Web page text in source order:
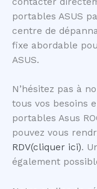
portables ASUS
centre de
fixe abordable
ASUS.
N’hésitez pas à
tous vos besoins
portables Asus
pouvez vous
RDV(cliquer ici).
également